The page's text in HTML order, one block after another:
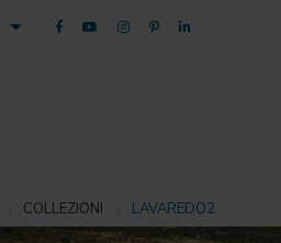
COLLEZIONI LAVAREDO2